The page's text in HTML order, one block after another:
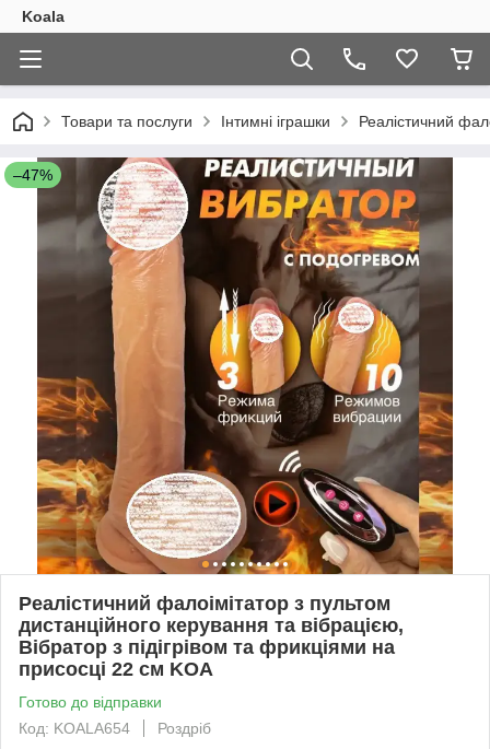
Koala
Товари та послуги Інтимні іграшки Реалістичний
–47%
Реалістичний фалоімітатор з пультом
дистанційного керування та вібрацією,
Вібратор з підігрівом та фрикціями на
присосці 22 см KOA
Готово до відправки
Код: KOALA654
Роздріб